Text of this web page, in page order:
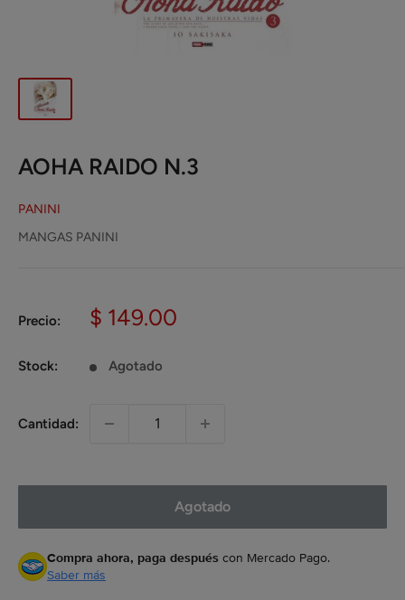
AOHA RAIDO N.3
PANINI
MANGAS PANINI
Precio:
Precio
venta
$ 149.00
Stock: Agotado
Cantidad:
Agotado
Compra ahora, paga después con Mercado Pago.
Saber más